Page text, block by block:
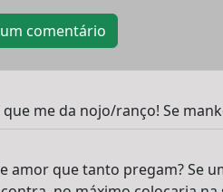
comentário
me da nojo/ranço! Se
amor que tanto pregam? Se